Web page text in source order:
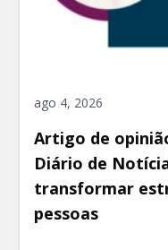
ago 4, 2026
Artigo de
Diário de
transformar
pessoas